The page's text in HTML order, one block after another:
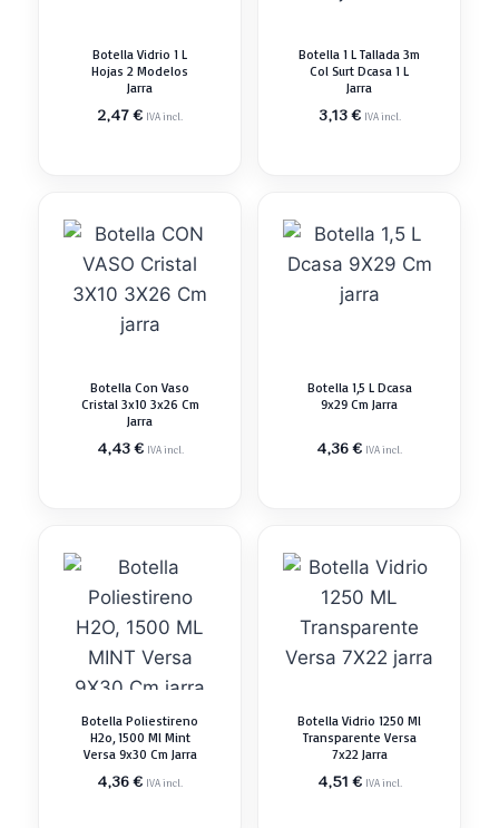
Botella Vidrio 1 L
Hojas 2 Modelos
Jarra
2,47€ IVA incl.
Botella 1 L Tallada 3m
Col Surt Dcasa 1 L
Jarra
3,13€ IVA incl.
Botella Con Vaso
Cristal 3x10 3x26 Cm
Jarra
4,43€ IVA incl.
Botella 1,5 L Dcasa
9x29 Cm Jarra
4,36€ IVA incl.
Botella Poliestireno
H2o, 1500 Ml Mint
Versa 9x30 Cm Jarra
4,36€ IVA incl.
Botella Vidrio 1250 Ml
Transparente Versa
7x22 Jarra
4,51€ IVA incl.